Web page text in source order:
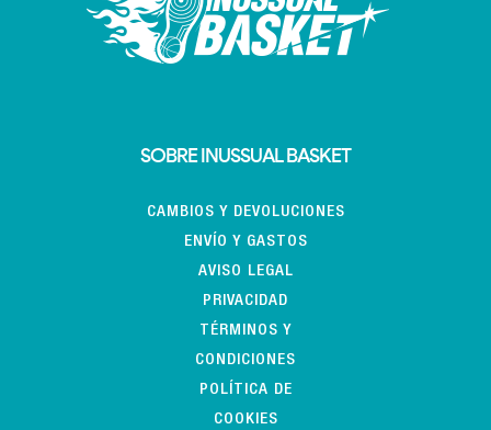
SOBRE INUSSUAL BASKET
CAMBIOS Y DEVOLUCIONES
ENVÍO Y GASTOS
AVISO LEGAL
PRIVACIDAD
TÉRMINOS Y
CONDICIONES
POLÍTICA DE
COOKIES